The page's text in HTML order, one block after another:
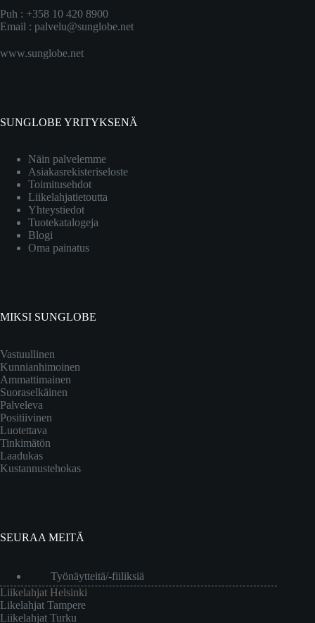
Puh : +358 10 420 8900
Email : palvelu@sunglobe.net
www.sunglobe.net
SUNGLOBE YRITYKSENÄ
Näin palvelemme
Asiakasrekisteriseloste
Toimitusehdot
Liikelahjatietoutta
Yhteystiedot
Tuotekatalogeja
Blogi
Oma painatus
MIKSI SUNGLOBE
Vastuullinen
Kunnianhimoinen
Ammattimainen
Suoraselkäinen
Palveleva
Positiivinen
Luotettava
Tinkimätön
Laadukas
Kustannustehokas
SEURAA MEITÄ
Työnäytteitä/-fiiliksiä
Liikelahjat Helsinki
Likelahjat Tampere
Liikelahjat Turku